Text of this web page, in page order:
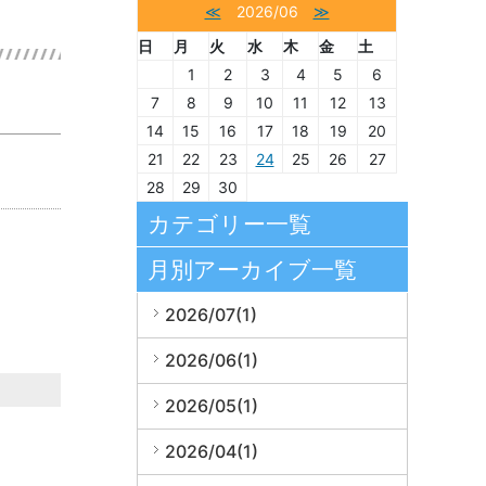
≪ 2026/06 ≫
日
月 火 水 木 金
土
1
2 3 4 5
6
7
8 9 10 11 12
13
14
15 16 17 18 19
20
21
22 23 24 25 26
27
28
29 30
カテゴリー一覧
月別アーカイブ一覧
2026/07(1)
2026/06(1)
2026/05(1)
2026/04(1)